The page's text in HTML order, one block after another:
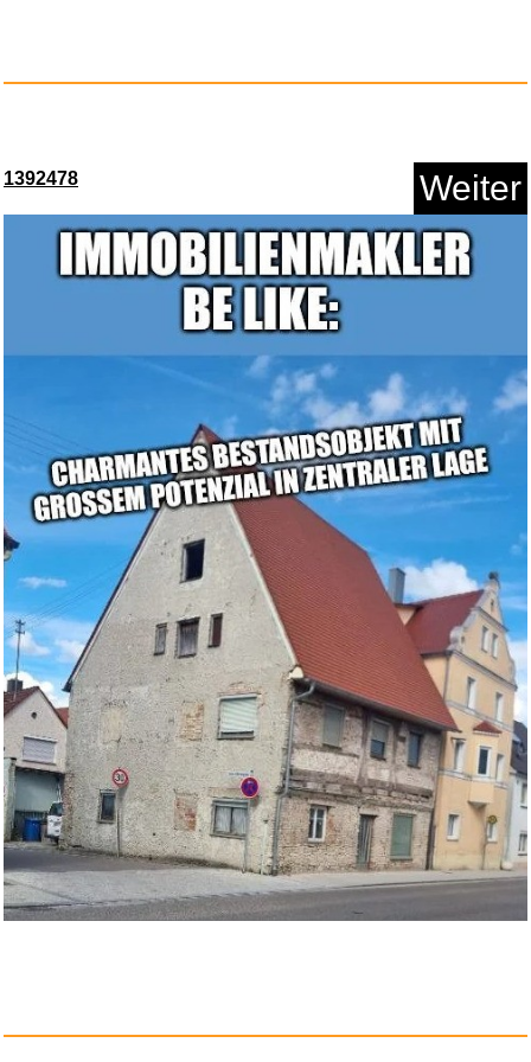
Die Mausefalle: German Edition...
Anzeige
Gunpla 1 Paar Krokodilklemmen
...
Anzeige
1392478 Weiter